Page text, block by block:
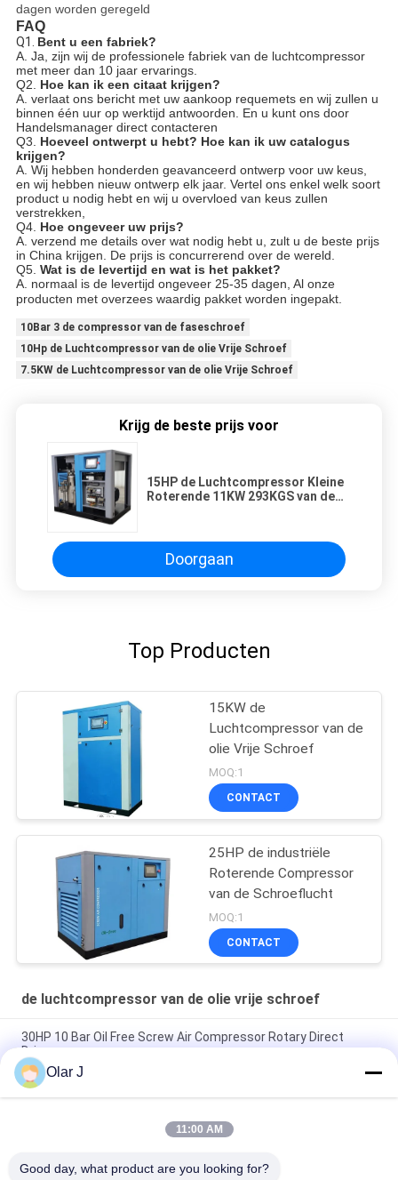
dagen worden geregeld
FAQ
Q1. Bent u een fabriek?
A. Ja, zijn wij de professionele fabriek van de luchtcompressor
met meer dan 10 jaar ervarings.
Q2. Hoe kan ik een citaat krijgen?
A. verlaat ons bericht met uw aankoop requemets en wij zullen u
binnen één uur op werktijd antwoorden. En u kunt ons door
Handelsmanager direct contacteren
Q3. Hoeveel ontwerpt u hebt? Hoe kan ik uw catalogus
krijgen?
A. Wij hebben honderden geavanceerd ontwerp voor uw keus,
en wij hebben nieuw ontwerp elk jaar. Vertel ons enkel welk soort
product u nodig hebt en wij u overvloed van keus zullen
verstrekken,
Q4. Hoe ongeveer uw prijs?
A. verzend me details over wat nodig hebt u, zult u de beste prijs
in China krijgen. De prijs is concurrerend over de wereld.
Q5. Wat is de levertijd en wat is het pakket?
A. normaal is de levertijd ongeveer 25-35 dagen, Al onze
producten met overzees waardig pakket worden ingepakt.
10Bar 3 de compressor van de faseschroef
10Hp de Luchtcompressor van de olie Vrije Schroef
7.5KW de Luchtcompressor van de olie Vrije Schroef
Krijg de beste prijs voor
15HP de Luchtcompressor Kleine
Roterende 11KW 293KGS van de
Doorgaan
Top Producten
15KW de
Luchtcompressor van de
olie Vrije Schroef
MOQ:1
CONTACT
25HP de industriële
Roterende Compressor
van de Schroeflucht
MOQ:1
CONTACT
de luchtcompressor van de olie vrije schroef
30HP 10 Bar Oil Free Screw Air Compressor Rotary Direct
Driven
25HP elektrische Roterende de Luchtcompressor 18.5KW van
de Olie Vrije Schroef
30 van Roterende de Compressorpk Lucht 8 Bar 22KW 72dB
Olar J
11:00 AM
Good day, what product are you looking for?